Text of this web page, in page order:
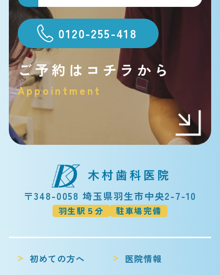
0120-255-418
ご予約はコチラから
Appointment
〒348-0058 埼玉県羽生市中央2-7-10
羽生駅５分 駐車場完備
初めての方へ
医院情報